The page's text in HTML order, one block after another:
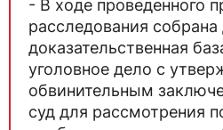
- В ходе проведенного
расследования собрана
доказательственная
уголовное дело с
обвинительным
суд для рассмотрения